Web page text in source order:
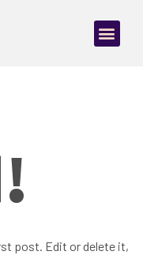
post. Edit or delete it,